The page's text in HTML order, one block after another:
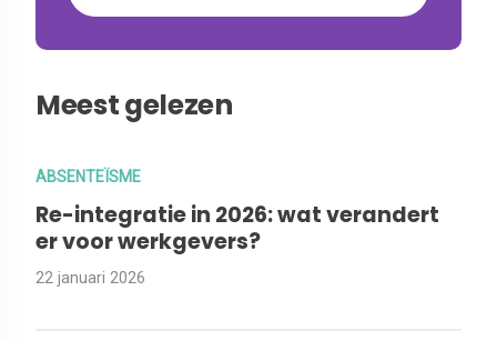
Meest gelezen
ABSENTEÏSME
Re-integratie in 2026: wat verandert
er voor werkgevers?
22 januari 2026